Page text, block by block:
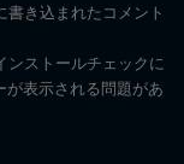
書き込まれたコメント
ストールチェックに
表示される問題があ